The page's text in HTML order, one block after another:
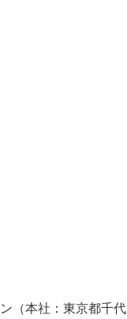
（本社：東京都千